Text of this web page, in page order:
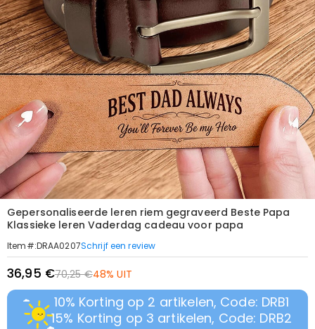
Gepersonaliseerde leren riem gegraveerd Beste Papa
Klassieke leren Vaderdag cadeau voor papa
Item#:DRAA0207Schrijf een review
36,95 €70,25 €48% UIT
10% Korting op 2 artikelen, Code: DRB1
15% Korting op 3 artikelen, Code: DRB2